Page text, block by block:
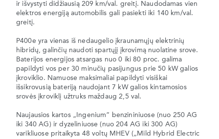
ir išvystyti didžiausią 209 km/val. greitį. Naudodamas vien
elektros energiją automobilis gali pasiekti iki 140 km/val.
greitį.
P400e yra vienas iš nedaugelio įkraunamųjų elektrinių
hibridų, galinčių naudoti spartųjį įkrovimą nuolatine srove.
Baterijos energijos atsargas nuo 0 iki 80 proc. galima
papildyti vos per 30 minučių pasijungus prie 50 kW galios
įkroviklio. Namuose maksimaliai papildyti visiškai
išsikrovusią bateriją naudojant 7 kW galios kintamosios
srovės įkroviklį užtruks maždaug 2,5 val.
Naujausios kartos „Ingenium“ benzininiuose (nuo 250 AG
iki 340 AG) ir dyzeliniuose (nuo 204 AG iki 300 AG)
varikliuose pritaikyta 48 voltų MHEV („Mild Hybrid Electric